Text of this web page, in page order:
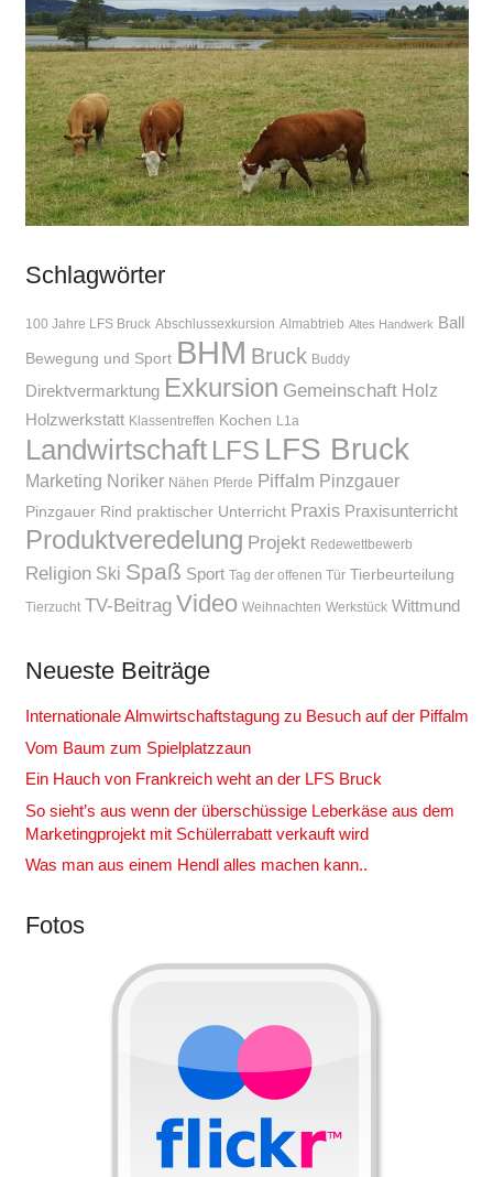
Schlagwörter
100 Jahre LFS Bruck Abschlussexkursion Almabtrieb Altes Handwerk Ball
Bewegung und Sport BHM Bruck Buddy
Direktvermarktung Exkursion Gemeinschaft Holz
Holzwerkstatt Klassentreffen Kochen L1a
Landwirtschaft LFS LFS Bruck
Marketing Noriker Nähen Pferde Piffalm Pinzgauer
Pinzgauer Rind praktischer Unterricht Praxis Praxisunterricht
Produktveredelung Projekt Redewettbewerb
Religion Ski Spaß Sport Tag der offenen Tür Tierbeurteilung
Tierzucht TV-Beitrag Video Weihnachten Werkstück Wittmund
Neueste Beiträge
Internationale Almwirtschaftstagung zu Besuch auf der Piffalm
Vom Baum zum Spielplatzzaun
Ein Hauch von Frankreich weht an der LFS Bruck
So sieht’s aus wenn der überschüssige Leberkäse aus dem
Marketingprojekt mit Schülerrabatt verkauft wird
Was man aus einem Hendl alles machen kann..
Fotos